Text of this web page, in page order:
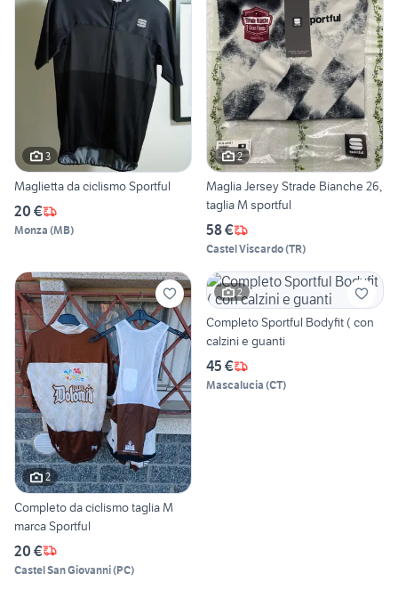
3
Maglietta da ciclismo Sportful
20 €
Monza (MB)
2
Maglia Jersey Strade Bianche 26,
taglia M sportful
58 €
Castel Viscardo(TR)
2
Completo da ciclismo taglia M
marca Sportful
20 €
Castel San Giovanni(PC)
2
Completo Sportful Bodyfit ( con
calzini e guanti
45 €
Mascalucia (CT)